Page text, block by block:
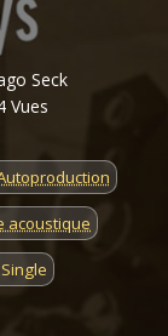
Seck
Vues
acoustique
Single